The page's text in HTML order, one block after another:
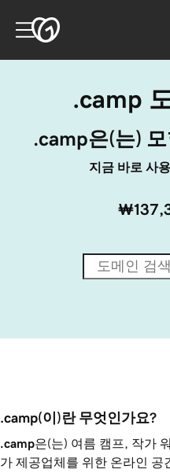
.camp
.camp은(는)
지금 바로 사
.camp(이)란 무엇인가요?
.camp은(는) 여름 캠프, 작가
가 제공업체를 위한 온라인 공